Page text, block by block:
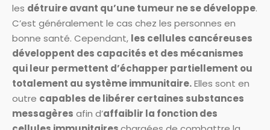
les détruire avant qu’une tumeur ne se développe.
C’est généralement le cas chez les personnes en
bonne santé. Cependant, les cellules cancéreuses
développent des capacités et des mécanismes
qui leur permettent d’échapper partiellement ou
totalement au système immunitaire.Elles sont en
outre capables de libérer certaines substances
messagères afin d’affaiblir la fonction des